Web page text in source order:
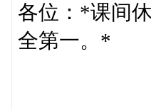
各位：*课间
全第一。*